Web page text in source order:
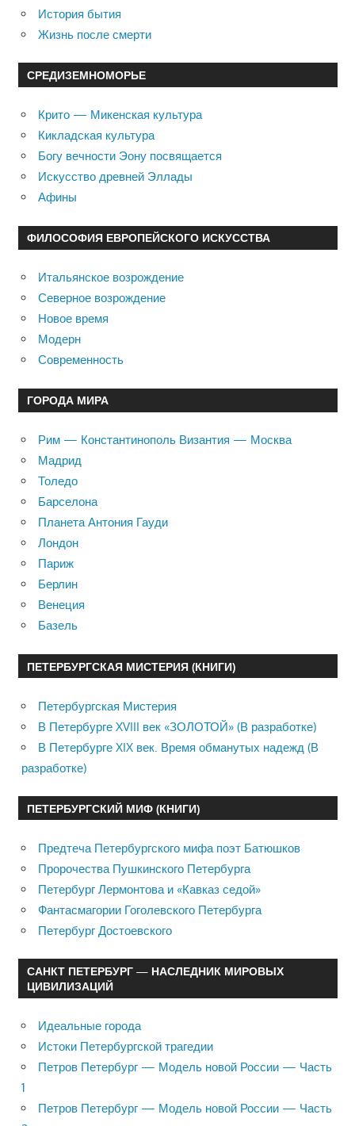
История бытия
Жизнь после смерти
СРЕДИЗЕМНОМОРЬЕ
Крито — Микенская культура
Кикладская культура
Богу вечности Эону посвящается
Искусство древней Эллады
Афины
ФИЛОСОФИЯ ЕВРОПЕЙСКОГО ИСКУССТВА
Итальянское возрождение
Северное возрождение
Новое время
Модерн
Современность
ГОРОДА МИРА
Рим — Константинополь Византия — Москва
Мадрид
Толедо
Барселона
Планета Антония Гауди
Лондон
Париж
Берлин
Венеция
Базель
ПЕТЕРБУРГСКАЯ МИСТЕРИЯ (КНИГИ)
Петербургская Мистерия
В Петербурге XVIII век «ЗОЛОТОЙ» (В разработке)
В Петербурге XIX век. Время обманутых надежд (В
разработке)
ПЕТЕРБУРГСКИЙ МИФ (КНИГИ)
Предтеча Петербургского мифа поэт Батюшков
Пророчества Пушкинского Петербурга
Петербург Лермонтова и «Кавказ седой»
Фантасмагории Гоголевского Петербурга
Петербург Достоевского
САНКТ ПЕТЕРБУРГ — НАСЛЕДНИК МИРОВЫХ
ЦИВИЛИЗАЦИЙ
Идеальные города
Истоки Петербургской трагедии
Петров Петербург — Модель новой России — Часть
1
Петров Петербург — Модель новой России — Часть